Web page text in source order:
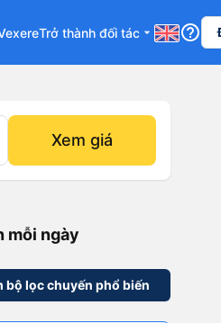
Trở thành đối tác arrow_drop_down help_outline
Xem giá
mỗi ngày
bộ lọc chuyến phổ biến